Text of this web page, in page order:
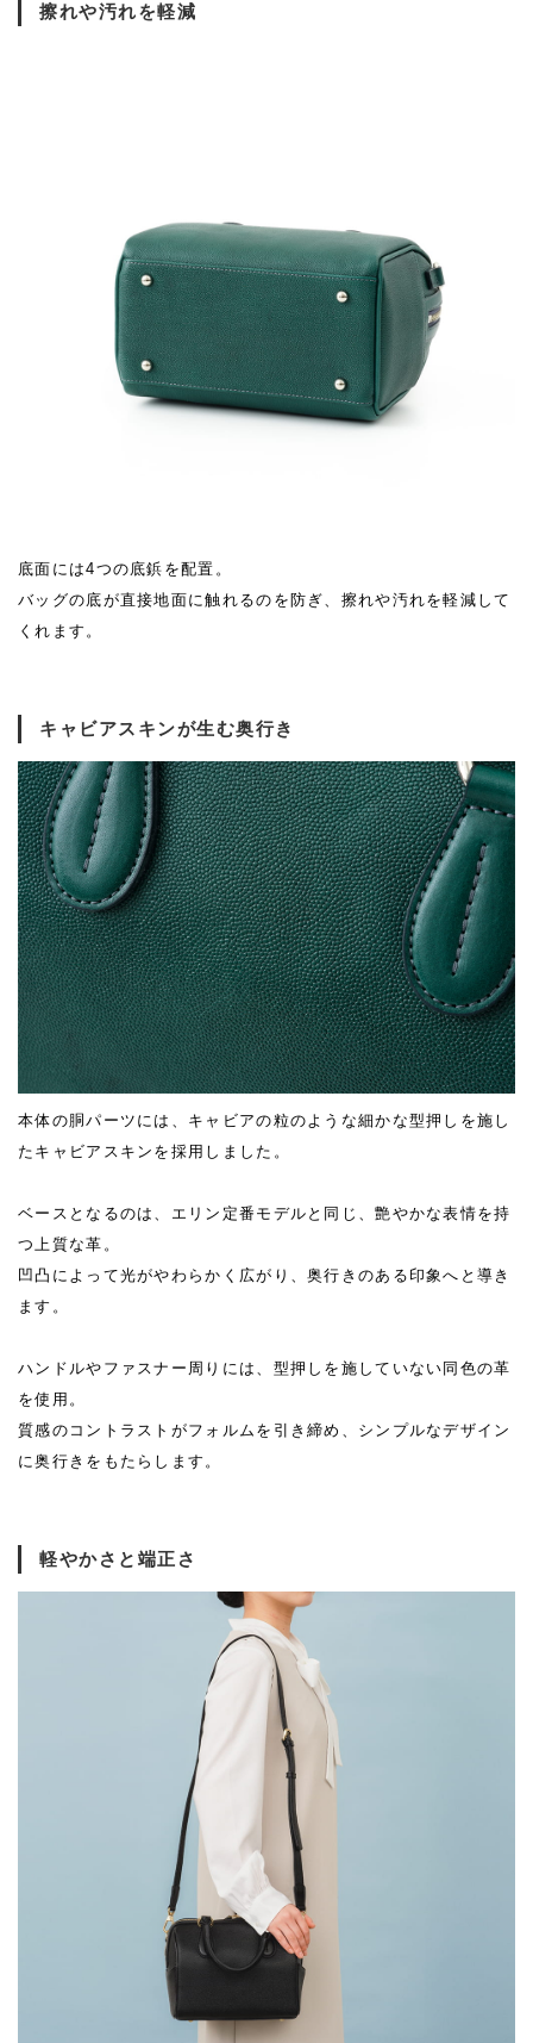
擦れや汚れを軽減
底面には4つの底鋲を配置。
バッグの底が直接地面に触れるのを防ぎ、擦れや汚れを軽減して
くれます。
キャビアスキンが生む奥行き
本体の胴パーツには、キャビアの粒のような細かな型押しを施し
たキャビアスキンを採用しました。
ベースとなるのは、エリン定番モデルと同じ、艶やかな表情を持
つ上質な革。
凹凸によって光がやわらかく広がり、奥行きのある印象へと導き
ます。
ハンドルやファスナー周りには、型押しを施していない同色の革
を使用。
質感のコントラストがフォルムを引き締め、シンプルなデザイン
に奥行きをもたらします。
軽やかさと端正さ